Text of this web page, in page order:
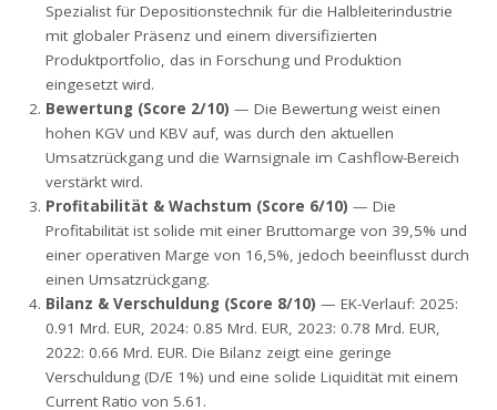
Spezialist für Depositionstechnik für die Halbleiterindustrie
mit globaler Präsenz und einem diversifizierten
Produktportfolio, das in Forschung und Produktion
eingesetzt wird.
Bewertung (Score 2/10) — Die Bewertung weist einen
hohen KGV und KBV auf, was durch den aktuellen
Umsatzrückgang und die Warnsignale im Cashflow-Bereich
verstärkt wird.
Profitabilität & Wachstum (Score 6/10) — Die
Profitabilität ist solide mit einer Bruttomarge von 39,5% und
einer operativen Marge von 16,5%, jedoch beeinflusst durch
einen Umsatzrückgang.
Bilanz & Verschuldung (Score 8/10) — EK-Verlauf: 2025:
0.91 Mrd. EUR, 2024: 0.85 Mrd. EUR, 2023: 0.78 Mrd. EUR,
2022: 0.66 Mrd. EUR. Die Bilanz zeigt eine geringe
Verschuldung (D/E 1%) und eine solide Liquidität mit einem
Current Ratio von 5.61.